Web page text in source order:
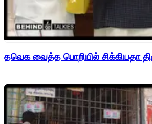
தவெக வைத்த பொறியில் சிக்கியதா